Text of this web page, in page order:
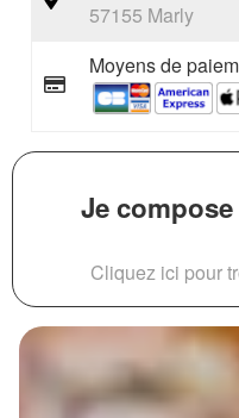
57155 Marly
Moyens de
Je
Cliquez ici pour